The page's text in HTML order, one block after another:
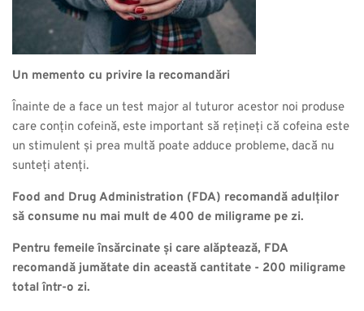
Un memento cu privire la recomandări
Înainte de a face un test major al tuturor acestor noi produse
care conțin cofeină, este important să rețineți că cofeina este
un stimulent și prea multă poate adduce probleme, dacă nu
sunteți atenți.
Food and Drug Administration (FDA) recomandă adulților
să consume nu mai mult de 400 de miligrame pe zi.
Pentru femeile însărcinate și care alăptează, FDA
recomandă jumătate din această cantitate - 200 miligrame
total într-o zi.